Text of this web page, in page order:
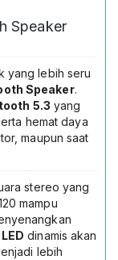
Speaker
yang lebih seru
Speaker.
5.3 yang
hemat daya
maupun saat
stereo yang
mampu
dinamis akan
lebih